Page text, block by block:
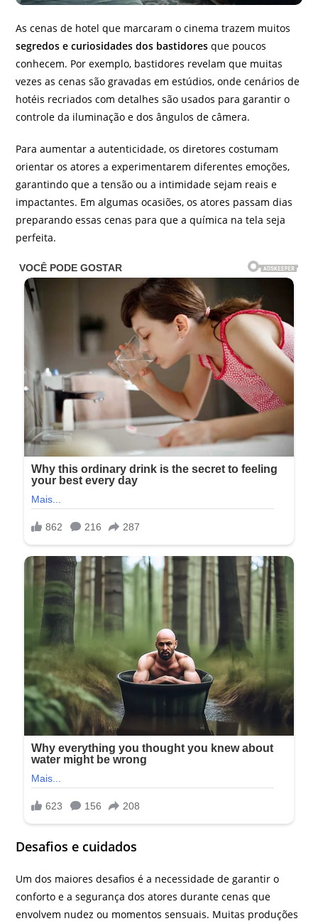
As cenas de hotel que marcaram o cinema trazem muitos
segredos e curiosidades dos bastidores que poucos
conhecem. Por exemplo, bastidores revelam que muitas
vezes as cenas são gravadas em estúdios, onde cenários de
hotéis recriados com detalhes são usados para garantir o
controle da iluminação e dos ângulos de câmera.
Para aumentar a autenticidade, os diretores costumam
orientar os atores a experimentarem diferentes emoções,
garantindo que a tensão ou a intimidade sejam reais e
impactantes. Em algumas ocasiões, os atores passam dias
preparando essas cenas para que a química na tela seja
perfeita.
Desafios e cuidados
Um dos maiores desafios é a necessidade de garantir o
conforto e a segurança dos atores durante cenas que
envolvem nudez ou momentos sensuais. Muitas produções